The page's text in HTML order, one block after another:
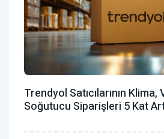
Trendyol Satıcılarının
Soğutucu Siparişleri 5 Kat